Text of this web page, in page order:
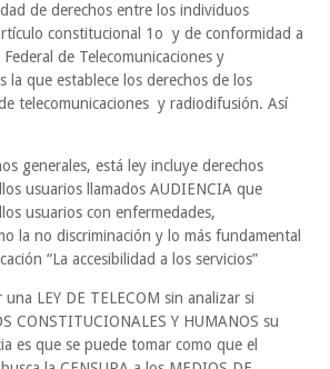
de derechos entre los individuos
constitucional 1o y de conformidad a
de Telecomunicaciones y
la que establece los derechos de los
telecomunicaciones y radiodifusión. Así
generales, está ley incluye derechos
usuarios llamados AUDIENCIA que
usuarios con enfermedades,
la no discriminación y lo más fundamental
“La accesibilidad a los servicios”
LEY DE TELECOM sin analizar si
CONSTITUCIONALES Y HUMANOS su
es que se puede tomar como que el